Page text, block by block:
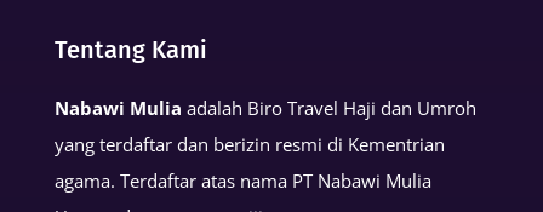
Muslim
Tentang Kami
Nabawi Mulia adalah Biro Travel Haji dan Umroh
yang terdaftar dan berizin resmi di Kementrian
agama. Terdaftar atas nama PT Nabawi Mulia